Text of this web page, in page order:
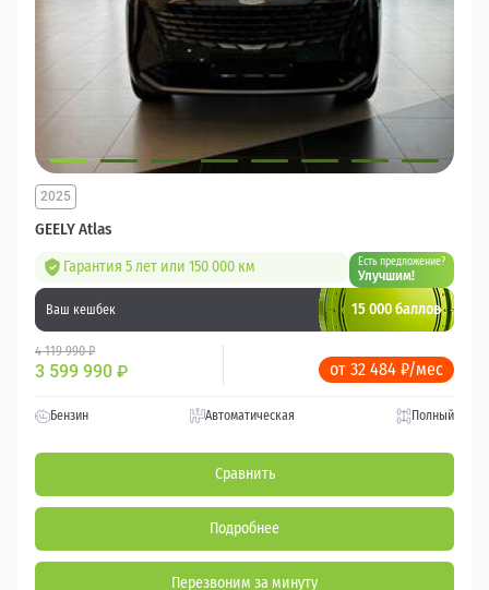
GEELY Atlas
2025
Гарантия 5 лет или 150 000 км Есть предложение?
Улучшим!
Ваш кешбек 15 000 баллов
4 119 990 ₽
3 599 990 ₽ от 32 484 ₽/мес
Бензин Автоматическая Полный
Сравнить
Подробнее
Перезвоним за минуту